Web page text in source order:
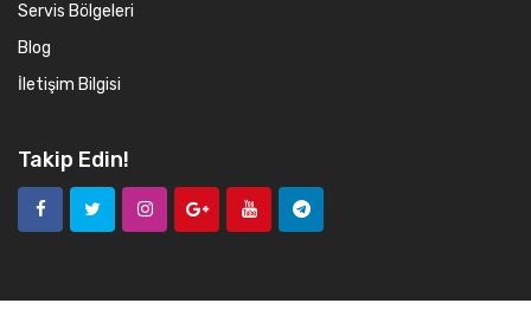
Servis Bölgeleri
Blog
İletişim Bilgisi
Takip Edin!